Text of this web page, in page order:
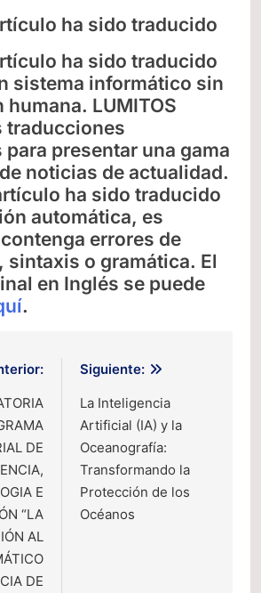
ha sido traducido
ha sido traducido
sistema informático sin
LUMITOS
traducciones
presentar una gama
noticias de actualidad.
ha sido traducido
automática, es
errores de
sintaxis o gramática. El
en Inglés se puede
.
DE
E
“LA
AL
DE
Siguiente:
La Inteligencia
Artificial (IA) y la
Oceanografía:
Transformando la
Protección de los
Océanos